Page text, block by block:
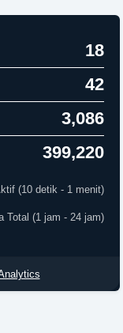
18
42
3,086
399,220
(10 detik - 1 menit)
Total (1 jam - 24 jam)